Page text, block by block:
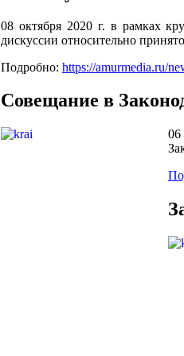
08 октября 2020 г. в рамках
дискуссии относительно
Подробно: https://amurmedia.ru/
Совещание в
06